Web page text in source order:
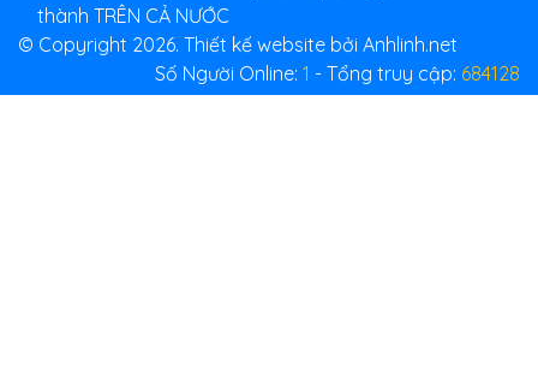
thành TRÊN CẢ NƯỚC
© Copyright 2026. Thiết kế website bởi Anhlinh.net
Số Người Online: 1 - Tổng truy cập: 684128